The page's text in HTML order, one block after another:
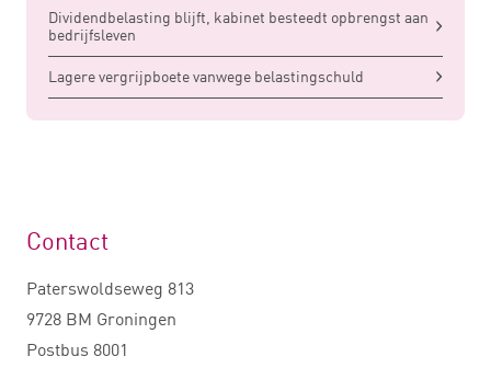
Dividendbelasting blijft, kabinet besteedt opbrengst aan
bedrijfsleven
Lagere vergrijpboete vanwege belastingschuld
Contact
Paterswoldseweg 813
9728 BM Groningen
Postbus 8001